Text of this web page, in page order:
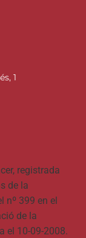
1
registrada
de la
nº 399 en el
de la
el 10-09-2008.